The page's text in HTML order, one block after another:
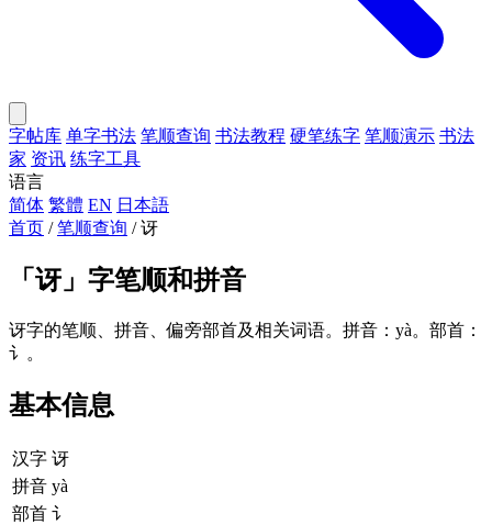
字帖库 单字书法 笔顺查询 书法教程 硬笔练字 笔顺演示 书法
家 资讯 练字工具
语言
简体 繁體 EN 日本語
首页 / 笔顺查询 / 讶
「 讶 」字笔顺和拼音
讶字的笔顺、拼音、偏旁部首及相关词语。拼音：yà。部首：
讠。
基本信息
汉字 讶
拼音 yà
部首 讠